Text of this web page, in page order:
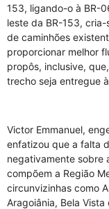
153, ligando-o à BR-
leste da BR-153,
de caminhões
proporcionar melhor
propôs, inclusive,
trecho seja entregue
Victor Emmanuel,
enfatizou que a falta
negativamente sobre
compõem a Região
circunvizinhas como
Aragoiânia, Bela